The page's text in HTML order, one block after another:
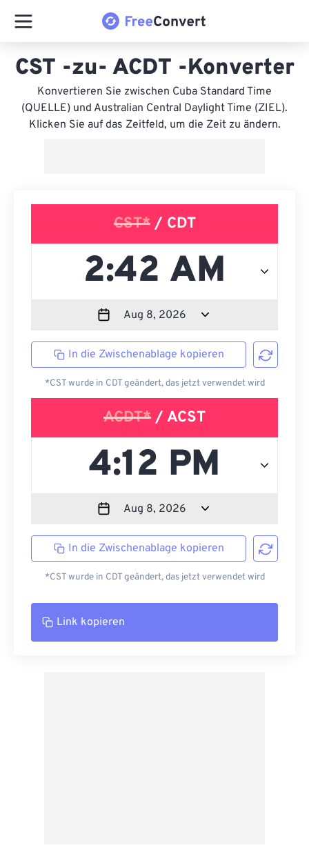
CST -zu- ACDT -Konverter
Konvertieren Sie zwischen Cuba Standard Time
(QUELLE) und Australian Central Daylight Time (ZIEL).
Klicken Sie auf das Zeitfeld, um die Zeit zu ändern.
CST*/ CDT
In die Zwischenablage kopieren
*CST wurde in CDT geändert, das jetzt verwendet wird
ACDT* / ACST
In die Zwischenablage kopieren
*CST wurde in CDT geändert, das jetzt verwendet wird
Link kopieren